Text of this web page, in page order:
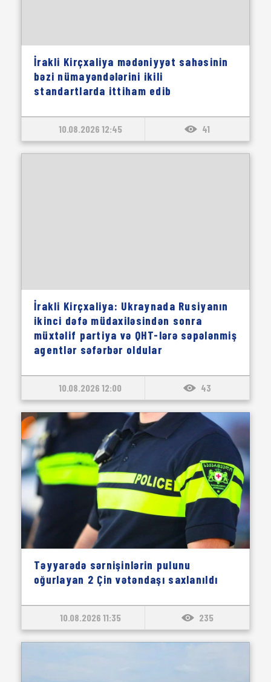
İrakli Kirçxaliya mədəniyyət sahəsinin
bəzi nümayəndələrini ikili
standartlarda ittiham edib
10.08.2026 12:45 41
İrakli Kirçxaliya: Ukraynada Rusiyanın
ikinci dəfə müdaxiləsindən sonra
müxtəlif partiya və QHT-lərə səpələnmiş
agentlər səfərbər oldular
10.08.2026 12:00 43
Təyyarədə sərnişinlərin pulunu
oğurlayan 2 Çin vətəndaşı saxlanıldı
10.08.2026 11:35 235